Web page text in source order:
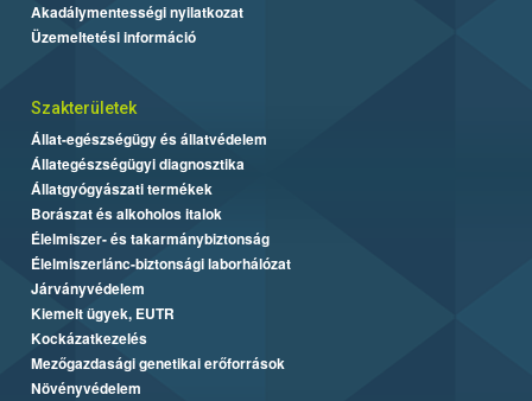
Akadálymentességi nyilatkozat
Üzemeltetési információ
Szakterületek
Állat-egészségügy és állatvédelem
Állategészségügyi diagnosztika
Állatgyógyászati termékek
Borászat és alkoholos italok
Élelmiszer- és takarmánybiztonság
Élelmiszerlánc-biztonsági laborhálózat
Járványvédelem
Kiemelt ügyek, EUTR
Kockázatkezelés
Mezőgazdasági genetikai erőforrások
Növényvédelem